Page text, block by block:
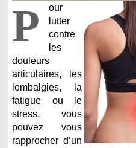
P
our
lutter
contre
les
douleurs
articulaires, les
lombalgies, la
fatigue ou le
stress, vous
pouvez vous
rapprocher d’un